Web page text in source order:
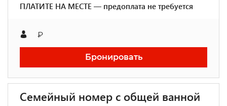
ПЛАТИТЕ НА МЕСТЕ — предоплата не требуется
₽
Бронировать
Семейный номер с общей ванной